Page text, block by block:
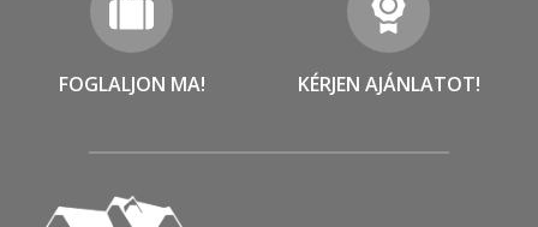
FOGLALJON MA! KÉRJEN AJÁNLATOT!